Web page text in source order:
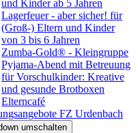
und Kinder ab 5 Jahren
Lagerfeuer - aber sicher! für
(Groß-) Eltern und Kinder
von 3 bis 6 Jahren
Zumba-Gold® - Kleingruppe
Pyjama-Abend mit Betreuung
für Vorschulkinder: Kreative
und gesunde Brotboxen
Elterncafé
FZ Urdenbach
umschalten